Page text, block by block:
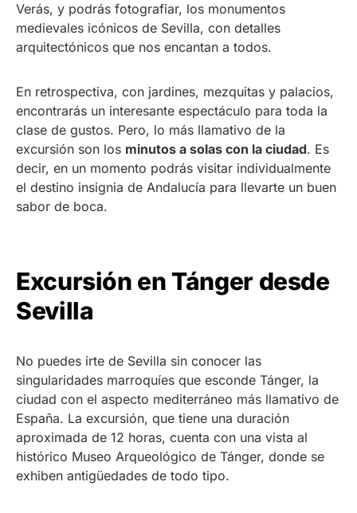
Verás, y podrás fotografiar, los monumentos
medievales icónicos de Sevilla, con detalles
arquitectónicos que nos encantan a todos.
En retrospectiva, con jardines, mezquitas y palacios,
encontrarás un interesante espectáculo para toda la
clase de gustos. Pero, lo más llamativo de la
excursión son los minutos a solas con la ciudad. Es
decir, en un momento podrás visitar individualmente
el destino insignia de Andalucía para llevarte un buen
sabor de boca.
Excursión en Tánger desde
Sevilla
No puedes irte de Sevilla sin conocer las
singularidades marroquíes que esconde Tánger, la
ciudad con el aspecto mediterráneo más llamativo de
España. La excursión, que tiene una duración
aproximada de 12 horas, cuenta con una vista al
histórico Museo Arqueológico de Tánger, donde se
exhiben antigüedades de todo tipo.